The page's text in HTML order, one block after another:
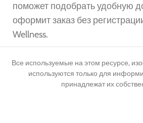
поможет подобрать удобную
оформит заказ без
Wellness.
Все используемые на этом ресурсе,
используются только для
принадлежат их